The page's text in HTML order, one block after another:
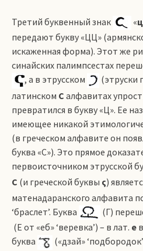
Третий буквенный знак «
передают букву «ЦЦ»
искаженная форма). Этот же
синайских палимпсестах
, а в этрусском
(этруски
латинском C алфавитах
превратился в букву «Ц». Ее
имеющее никакой
(в греческом алфавите он
буква «С»). Это прямое
первоисточником этрусской
С (и греческой буквы ς)
матенадаранского алфавита
‘браслет’. Буква
(Г)
(Е от «еб» ‘веревка’) – в лат. е
буква
(«дзай»